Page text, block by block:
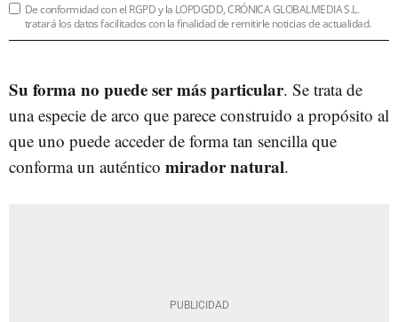
De conformidad con el RGPD y la LOPDGDD, CRÓNICA GLOBALMEDIA S.L.
tratará los datos facilitados con la finalidad de remitirle noticias de actualidad.
Su forma no puede ser más particular. Se trata de
una especie de arco que parece construido a propósito al
que uno puede acceder de forma tan sencilla que
conforma un auténtico mirador natural.